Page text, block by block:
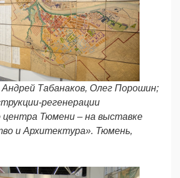
Андрей Табанаков, Олег Порошин;
регенерации
центра Тюмени – на выставке
и Архитектура». Тюмень,